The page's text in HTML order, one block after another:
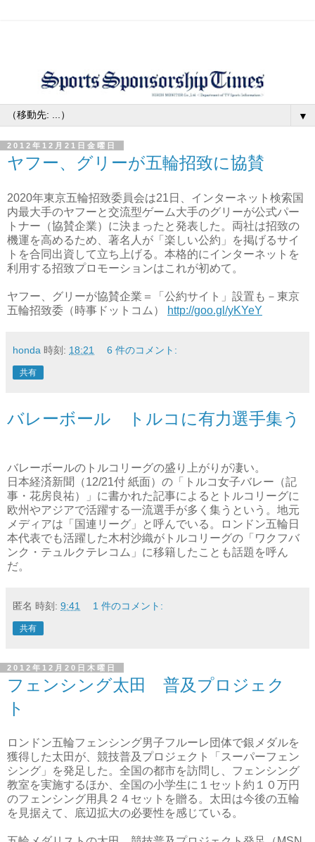
▼
2012年12月21日金曜日
ヤフー、グリーが五輪招致に協賛
2020年東京五輪招致委員会は21日、インターネット検索国
内最大手のヤフーと交流型ゲーム大手のグリーが公式パー
トナー（協賛企業）に決まったと発表した。両社は招致の
機運を高めるため、著名人が「楽しい公約」を掲げるサイ
トを合同出資して立ち上げる。本格的にインターネットを
利用する招致プロモーションはこれが初めて。
ヤフー、グリーが協賛企業＝「公約サイト」設置も－東京
五輪招致委（時事ドットコム）
http://goo.gl/yKYeY
honda 時刻: 18:21 6 件のコメント:
共有
バレーボール トルコに有力選手集う
バレーボールのトルコリーグの盛り上がりが凄い。
日本経済新聞（12/21付 紙面）の「トルコ女子バレー（記
事・花房良祐）」に書かれた記事によるとトルコリーグに
欧州やアジアで活躍する一流選手が多く集うという。地元
メディアは「国連リーグ」と呼んでいる。ロンドン五輪日
本代表でも活躍した木村沙織がトルコリーグの「ワクフバ
ンク・テュルクテレコム」に移籍したことも話題を呼ん
だ。
匿名 時刻: 9:41 1 件のコメント:
共有
2012年12月20日木曜日
フェンシング太田 普及プロジェク
ト
ロンドン五輪フェンシング男子フルーレ団体で銀メダルを
獲得した太田が、競技普及プロジェクト「スーパーフェン
シング」を発足した。全国の都市を訪問し、フェンシング
教室を実施するほか、全国の小学生に１セット約１０万円
のフェンシング用具２４セットを贈る。太田は今後の五輪
を見据えて、底辺拡大の必要性を感じている。